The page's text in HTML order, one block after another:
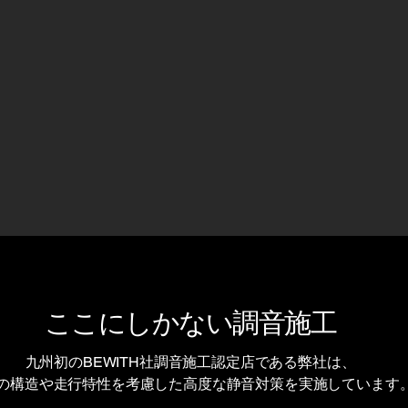
​ここにしかない調音施工
九州初のBEWITH社調音施工認定店である弊社は、
構造や走行特性を考慮した高度な静音対策を実施しています